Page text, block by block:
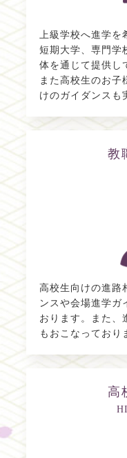
上級学校へ進学を
短期大学、専門学
体を通じて提供し
また高校生のお子
けのガイダンスも
教
高校生向けの進路
ンスや会場進学ガ
おります。また、
もおこなっており
高